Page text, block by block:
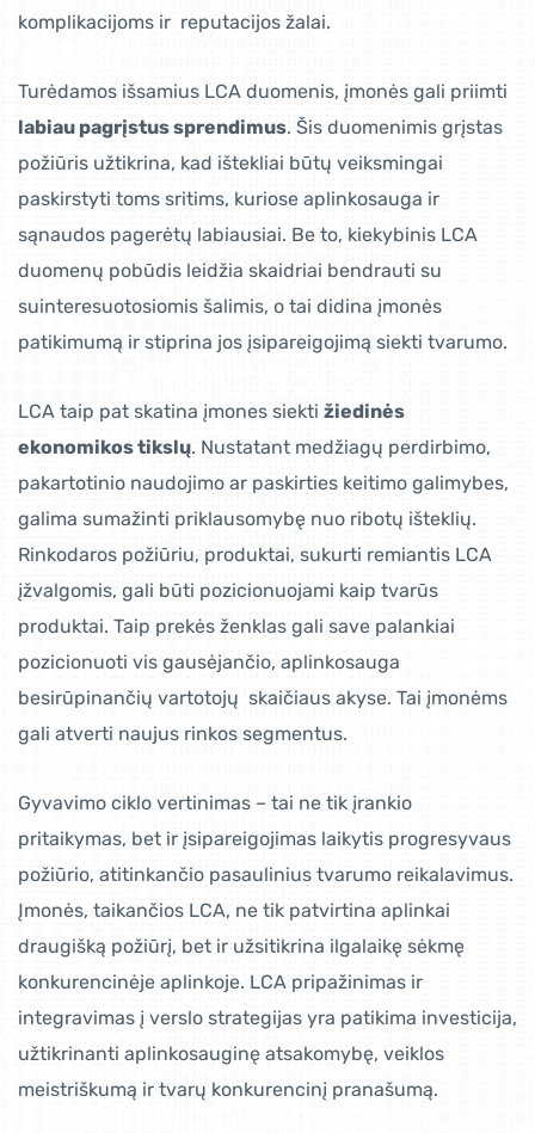
komplikacijoms ir reputacijos žalai.
Turėdamos išsamius LCA duomenis, įmonės gali priimti
labiau pagrįstus sprendimus. Šis duomenimis grįstas
požiūris užtikrina, kad ištekliai būtų veiksmingai
paskirstyti toms sritims, kuriose aplinkosauga ir
sąnaudos pagerėtų labiausiai. Be to, kiekybinis LCA
duomenų pobūdis leidžia skaidriai bendrauti su
suinteresuotosiomis šalimis, o tai didina įmonės
patikimumą ir stiprina jos įsipareigojimą siekti tvarumo.
LCA taip pat skatina įmones siekti žiedinės
ekonomikos tikslų. Nustatant medžiagų perdirbimo,
pakartotinio naudojimo ar paskirties keitimo galimybes,
galima sumažinti priklausomybę nuo ribotų išteklių.
Rinkodaros požiūriu, produktai, sukurti remiantis LCA
įžvalgomis, gali būti pozicionuojami kaip tvarūs
produktai. Taip prekės ženklas gali save palankiai
pozicionuoti vis gausėjančio, aplinkosauga
besirūpinančių vartotojų skaičiaus akyse. Tai įmonėms
gali atverti naujus rinkos segmentus.
Gyvavimo ciklo vertinimas – tai ne tik įrankio
pritaikymas, bet ir įsipareigojimas laikytis progresyvaus
požiūrio, atitinkančio pasaulinius tvarumo reikalavimus.
Įmonės, taikančios LCA, ne tik patvirtina aplinkai
draugišką požiūrį, bet ir užsitikrina ilgalaikę sėkmę
konkurencinėje aplinkoje. LCA pripažinimas ir
integravimas į verslo strategijas yra patikima investicija,
užtikrinanti aplinkosauginę atsakomybę, veiklos
meistriškumą ir tvarų konkurencinį pranašumą.